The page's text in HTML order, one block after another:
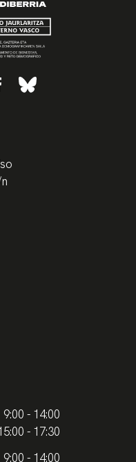
9:00 - 14:00
- 17:30
9:00 - 14:00